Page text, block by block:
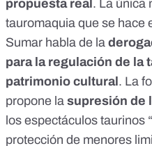
propuesta real . La única
tauromaquia que se hace
Sumar habla de la
para la regulación de la
patrimonio cultural . La
propone la supresión de
los espectáculos taurinos
protección de menores